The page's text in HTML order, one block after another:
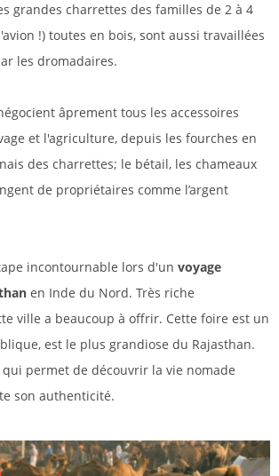
grandes charrettes des familles de 2 à 4
!) toutes en bois, sont aussi travaillées
les dromadaires.
âprement tous les accessoires
et l'agriculture, depuis les fourches en
des charrettes; le bétail, les chameaux
de propriétaires comme l’argent
incontournable lors d'un voyage
en Inde du Nord. Très riche
ville a beaucoup à offrir. Cette foire est un
est le plus grandiose du Rajasthan.
permet de découvrir la vie nomade
son authenticité.